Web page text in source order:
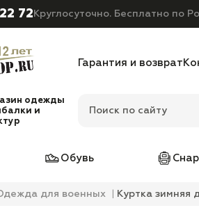
72 Круглосуточно. Бесплатно по
Гарантия и возврат
одежды
и
Обувь
для военных Куртка